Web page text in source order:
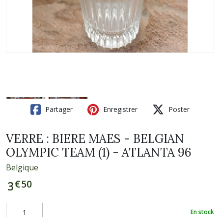
Partager Enregistrer Poster
VERRE : BIERE MAES - BELGIAN
OLYMPIC TEAM (1) - ATLANTA 96
Belgique
3€50
En stock